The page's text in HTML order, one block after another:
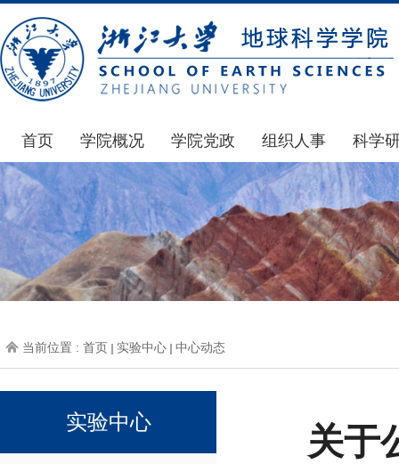
首页 学院概况
学院简介
发展简史
组织机构
师资力量
学院院刊
学院党政
通知公告
学院发文
党委会议纪要
党政联席会议纪要
人力资源会议纪要
办事指南
组织人事
通知公告
博士后管理
人才招聘
年度考核
下载专区
科学
国家
科研
通知
科研
地科
当前位置 : 首页 实验中心 中心动态
实验中心
关于